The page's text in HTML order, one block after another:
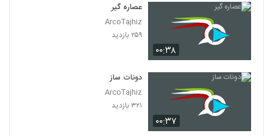
۰۰:۳۸
عصاره گیر
ArcoTajhiz
۲۵۹ بازدید
۰۰:۳۷
دونات ساز
ArcoTajhiz
۳۲۱ بازدید